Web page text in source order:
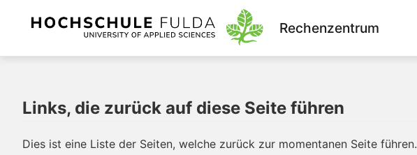
Rechenzentrum
Links, die zurück auf diese Seite führen
Dies ist eine Liste der Seiten, welche zurück zur momentanen Seite führen.